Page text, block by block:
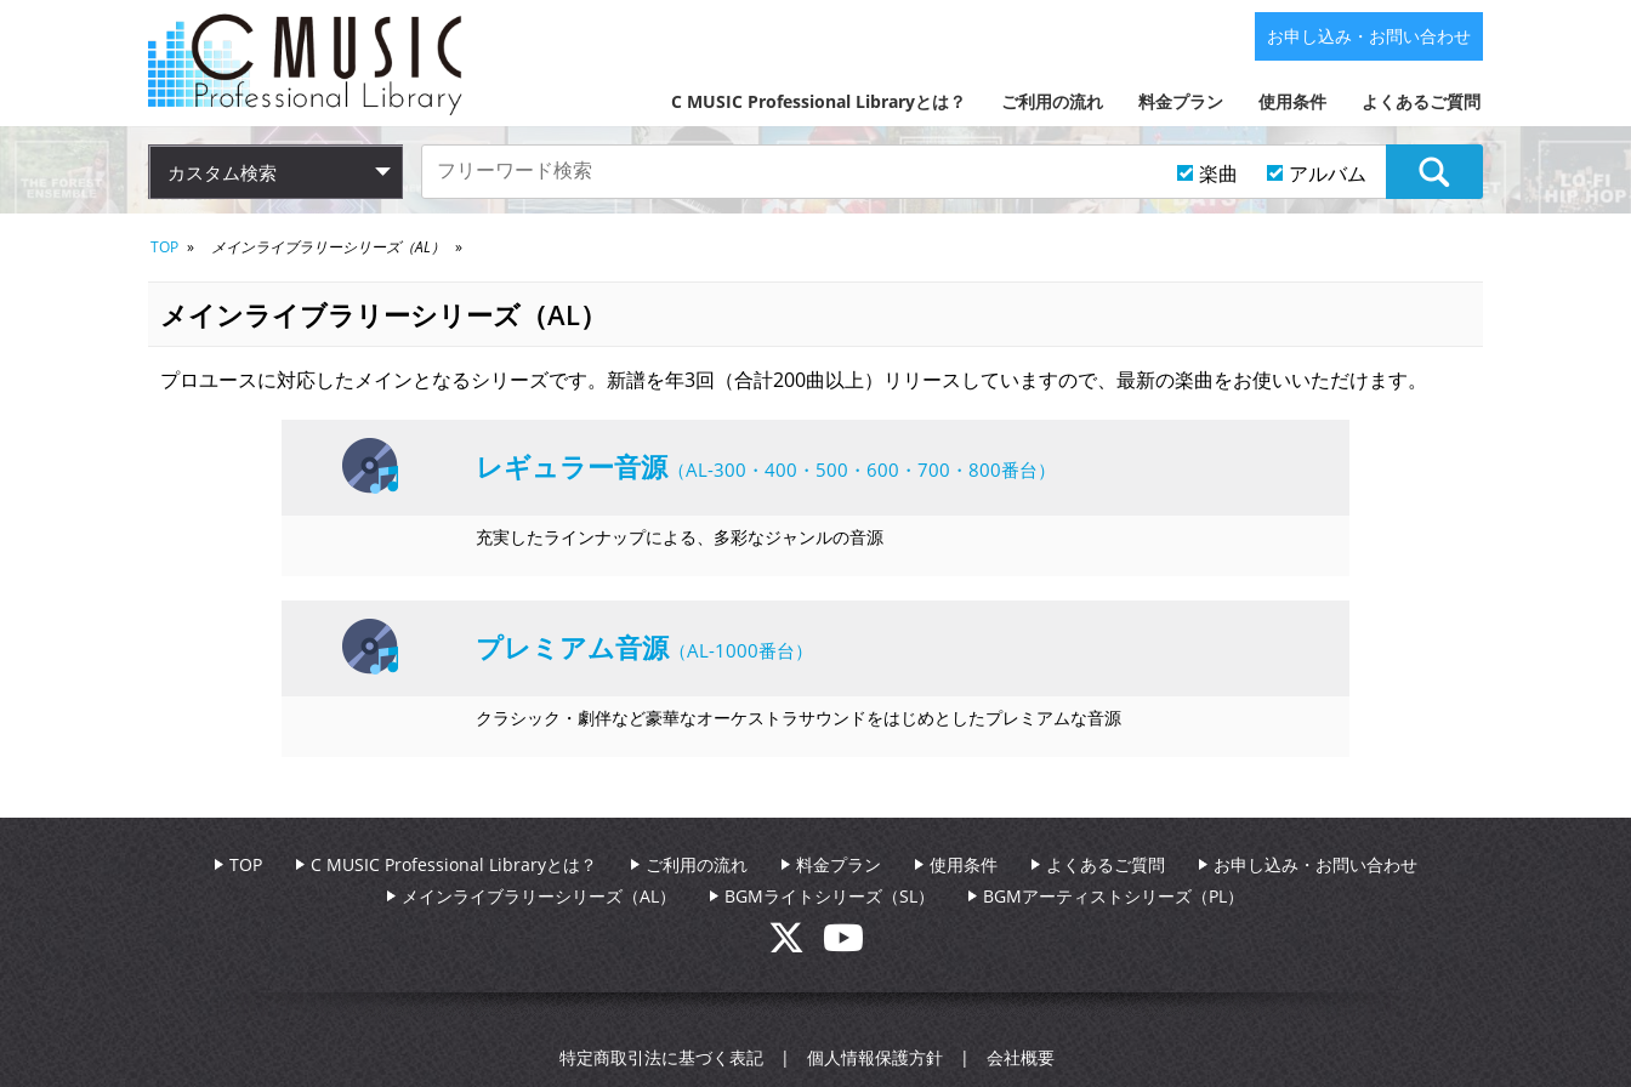
C MUSIC Professional Libraryとは？ ご利用の流れ 料金プラン 使用条件 よくあるご質問
お申し込み・お問い合わせ
カスタム検索 楽曲 アルバム
TOP メインライブラリーシリーズ（AL）
メインライブラリーシリーズ（AL）
プロユースに対応したメインとなるシリーズです。新譜を年3回（合計200曲以上）リリースしていますので、最新の楽曲をお使いいただけます。
レギュラー音源 （AL-300・400・500・600・700・800番台）
充実したラインナップによる、多彩なジャンルの音源
プレミアム音源 （AL-1000番台）
クラシック・劇伴など豪華なオーケストラサウンドをはじめとしたプレミアムな音源
TOP C MUSIC Professional Libraryとは？ ご利用の流れ 料金プラン 使用条件 よくあるご質問
お申し込み・お問い合わせ
メインライブラリーシリーズ（AL）
BGMライトシリーズ（SL） BGMアーティストシリーズ（PL）
特定商取引法に基づく表記 個人情報保護方針 会社概要